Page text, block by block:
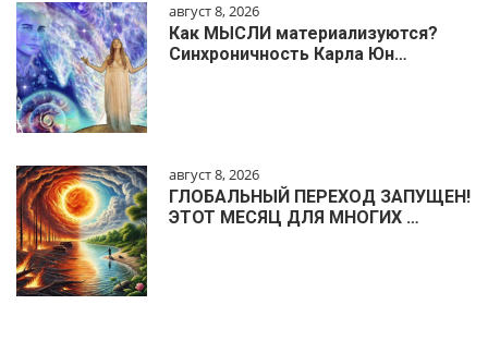
август 8, 2026
Как МЫСЛИ материализуются?
Синхроничность Карла Юн…
август 8, 2026
ГЛОБАЛЬНЫЙ ПЕРЕХОД ЗАПУЩЕН!
ЭТОТ МЕСЯЦ ДЛЯ МНОГИХ …